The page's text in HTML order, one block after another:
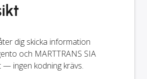
dig skicka information
och MARTTRANS SIA
— ingen kodning krävs.